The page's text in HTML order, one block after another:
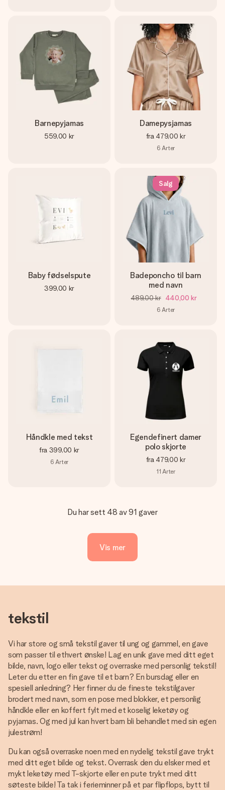
Barnepyjamas
559,00 kr
Damepysjamas
fra 479,00 kr
6 Arter
Baby fødselspute
399,00 kr
Salg
Badeponcho til barn
med navn
489,00 kr 440,00 kr
6 Arter
Håndkle med tekst
fra 399,00 kr
6 Arter
Egendefinert damer
polo skjorte
fra 479,00 kr
11 Arter
Du har sett 48 av 91 gaver
Vis mer
tekstil
Vi har store og små tekstil gaver til ung og gammel, en gave
som passer til ethvert ønske! Lag en unik gave med ditt eget
bilde, navn, logo eller tekst og overraske med personlig tekstil!
Leter du etter en fin gave til et barn? En bursdag eller en
spesiell anledning? Her finner du de fineste tekstilgaver
brodert med navn, som en pose med blokker, et personlig
håndkle eller en koffert fylt med et koselig leketøy og
pyjamas. Og med jul kan hvert barn bli behandlet med sin egen
julestrøm!
Du kan også overraske noen med en nydelig tekstil gave trykt
med ditt eget bilde og tekst. Overrask den du elsker med et
mykt leketøy med T-skjorte eller en pute trykt med ditt
søteste bilde! Ta tak i ferieminner på et par flipflops, bytt til